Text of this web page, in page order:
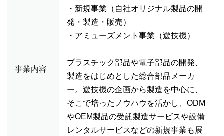
事業内容
・新規事業（自社オリジナル製品の開
発・製造・販売）
・アミューズメント事業（遊技機）
プラスチック部品や電子部品の開発、
製造をはじめとした総合部品メーカ
ー。遊技機の企画から製造を中心に、
そこで培ったノウハウを活かし、ODM
やOEM製品の受託製造サービスや設備
レンタルサービスなどの新規事業も展